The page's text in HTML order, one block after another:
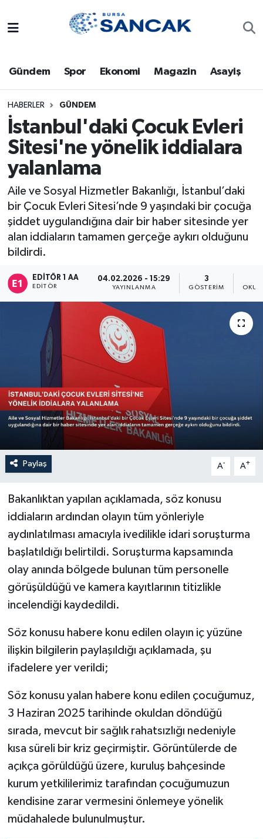
Gündem Spor Ekonomi Magazin Asayiş
HABERLER GÜNDEM
İstanbul'daki Çocuk Evleri
Sitesi'ne yönelik iddialara
yalanlama
Aile ve Sosyal Hizmetler Bakanlığı, İstanbul’daki
bir Çocuk Evleri Sitesi’nde 9 yaşındaki bir çocuğa
şiddet uygulandığına dair bir haber sitesinde yer
alan iddiaların tamamen gerçeğe aykırı olduğunu
bildirdi.
EDITÖR 1 AA
EDITÖR
04.02.2026 - 15:29
YAYINLANMA
3
GÖSTERIM
Paylaş A- A+
Bakanlıktan yapılan açıklamada, söz konusu
iddiaların ardından olayın tüm yönleriyle
aydınlatılması amacıyla ivedilikle idari soruşturma
başlatıldığı belirtildi. Soruşturma kapsamında
olay anında bölgede bulunan tüm personelle
görüşüldüğü ve kamera kayıtlarının titizlikle
incelendiği kaydedildi.
Söz konusu habere konu edilen olayın iç yüzüne
ilişkin bilgilerin paylaşıldığı açıklamada, şu
ifadelere yer verildi;
Söz konusu yalan habere konu edilen çocuğumuz,
3 Haziran 2025 tarihinde okuldan döndüğü
sırada, mevcut bir sağlık rahatsızlığı nedeniyle
kısa süreli bir kriz geçirmiştir. Görüntülerde de
açıkça görüldüğü üzere, kuruluş bahçesinde
kurum yetkililerimiz tarafından çocuğumuzun
kendisine zarar vermesini önlemeye yönelik
müdahalede bulunulmuştur.
Bursa
Dünya
Eğitim
Ekonomi
Genel
Gündem
Magazin
Sağlık
Siyaset
Spor
Türkiye
Trafik Durumu
Süper Lig Puan Durumu ve Fikstür
Tüm Manşetler
Son Dakika Haberleri
Haber Arşivi